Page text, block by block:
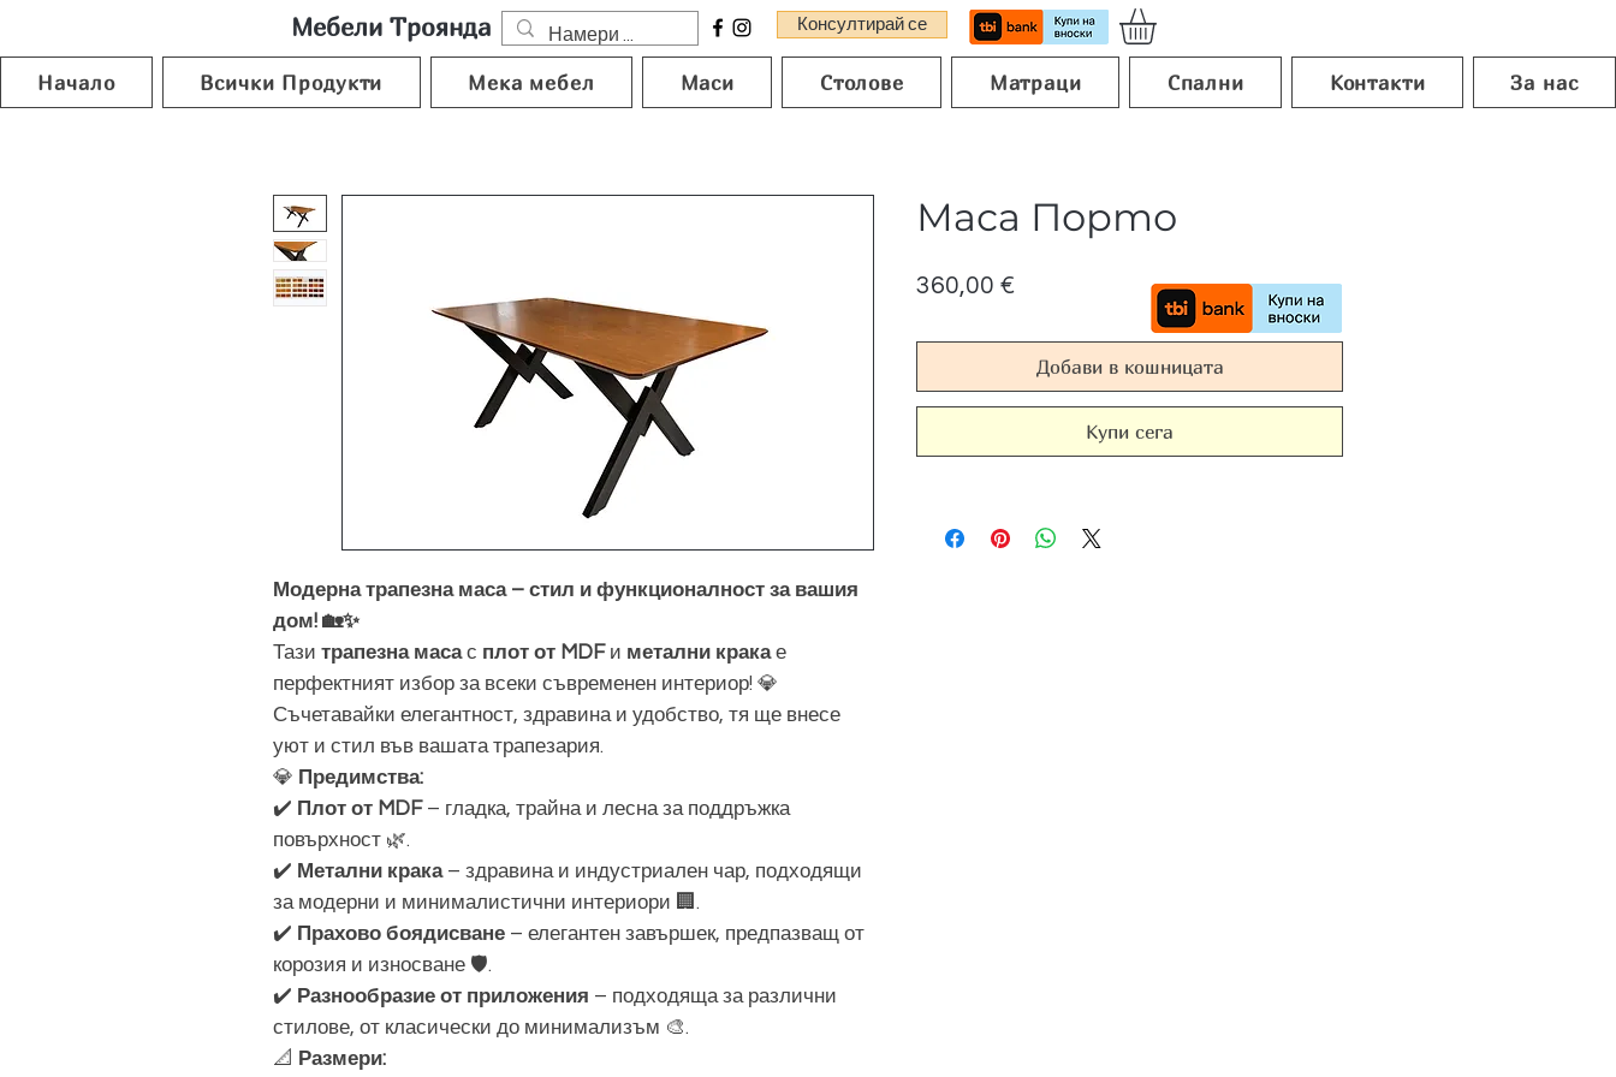
Мебели Троянда Консултирай се
Начало Всички Продукти Мека мебел Маси Столове Матраци Спални Контакти За нас
Модерна трапезна маса – стил и функционалност за вашия
дом! 🏡✨
Тази трапезна масас плот от MDF и метални кракае
перфектният избор за всеки съвременен интериор! 💎
Съчетавайки елегантност, здравина и удобство, тя ще внесе
уют и стил във вашата трапезария.
💎 Предимства:
✔️ Плот от MDF – гладка, трайна и лесна за поддръжка
повърхност 🌿.
✔️ Метални крака– здравина и индустриален чар, подходящи
за модерни и минималистични интериори 🏢.
✔️ Прахово боядисване – елегантен завършек, предпазващ от
корозия и износване 🛡️.
✔️ Разнообразие от приложения – подходяща за различни
стилове, от класически до минимализъм 🎨.
📐 Размери:
Маса Порто
360,00 €Цена
Добави в кошницата
Купи сега